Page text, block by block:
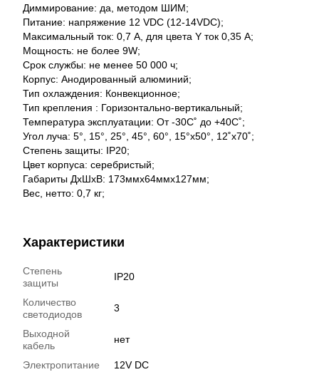
Диммирование: да, методом ШИМ;
Питание: напряжение 12 VDC (12-14VDC);
Максимальный ток: 0,7 А, для цвета Y ток 0,35 А;
Мощность: не более 9W;
Срок службы: не менее 50 000 ч;
Корпус: Анодированный алюминий;
Тип охлаждения: Конвекционное;
Тип крепления : Горизонтально-вертикальный;
Температура эксплуатации: От -30С˚ до +40С˚;
Угол луча: 5°, 15°, 25°, 45°, 60°, 15°x50°, 12˚x70˚;
Степень защиты: IP20;
Цвет корпуса: серебристый;
Габариты ДхШхВ: 173ммх64ммх127мм;
Вес, нетто: 0,7 кг;
Характеристики
Степень
защиты
IP20
Количество
светодиодов
3
Выходной
кабель
нет
Электропитание
12V DC